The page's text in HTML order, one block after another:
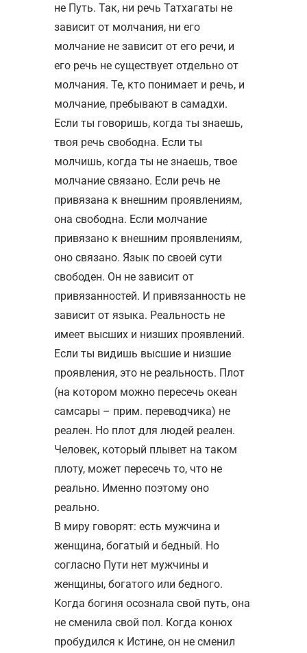
не Путь. Так, ни речь Татхагаты не
зависит от молчания, ни его
молчание не зависит от его речи, и
его речь не существует отдельно от
молчания. Те, кто понимает и речь, и
молчание, пребывают в самадхи.
Если ты говоришь, когда ты знаешь,
твоя речь свободна. Если ты
молчишь, когда ты не знаешь, твое
молчание связано. Если речь не
привязана к внешним проявлениям,
она свободна. Если молчание
привязано к внешним проявлениям,
оно связано. Язык по своей сути
свободен. Он не зависит от
привязанностей. И привязанность не
зависит от языка. Реальность не
имеет высших и низших проявлений.
Если ты видишь высшие и низшие
проявления, это не реальность. Плот
(на котором можно пересечь океан
самсары – прим. переводчика) не
реален. Но плот для людей реален.
Человек, который плывет на таком
плоту, может пересечь то, что не
реально. Именно поэтому оно
реально.
В миру говорят: есть мужчина и
женщина, богатый и бедный. Но
согласно Пути нет мужчины и
женщины, богатого или бедного.
Когда богиня осознала свой путь, она
не сменила свой пол. Когда конюх
пробудился к Истине, он не сменил